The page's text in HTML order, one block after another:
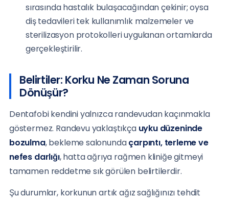
sırasında hastalık bulaşacağından çekinir; oysa
diş tedavileri tek kullanımlık malzemeler ve
sterilizasyon protokolleri uygulanan ortamlarda
gerçekleştirilir.
Belirtiler: Korku Ne Zaman Soruna
Dönüşür?
Dentafobi kendini yalnızca randevudan kaçınmakla
göstermez. Randevu yaklaştıkça uyku düzeninde
bozulma, bekleme salonundaçarpıntı, terleme ve
nefes darlığı, hatta ağrıya rağmen kliniğe gitmeyi
tamamen reddetme sık görülen belirtilerdir.
Şu durumlar, korkunun artık ağız sağlığınızı tehdit